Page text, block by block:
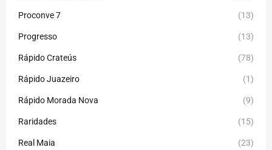
Proconve 7 (13)
Progresso (13)
Rápido Crateús (78)
Rápido Juazeiro (1)
Rápido Morada Nova (9)
Raridades (15)
Real Maia (23)